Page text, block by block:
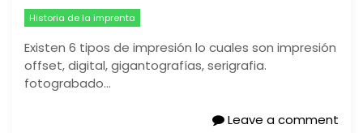
Historia de la imprenta
Existen 6 tipos de impresión lo cuales son impresión
offset, digital, gigantografías, serigrafia.
fotograbado…
Leave a comment